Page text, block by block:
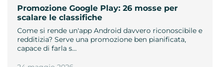
Promozione Google Play: 26 mosse per
scalare le classifiche
Come si rende un'app Android davvero riconoscibile e
redditizia? Serve una promozione ben pianificata,
capace di farla s…